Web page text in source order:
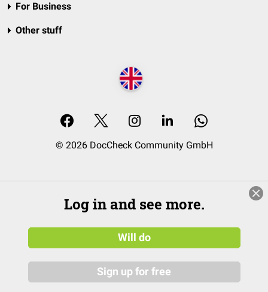
For Business
Other stuff
© 2026 DocCheck Community GmbH
Log in and see more.
Will do
Sign up for free